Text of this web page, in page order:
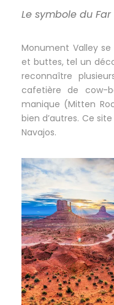
Le symbole du Far
Monument Valley
et buttes, tel un
reconnaître
cafetière de cow-
manique (Mitten
bien d’autres. Ce
Navajos.